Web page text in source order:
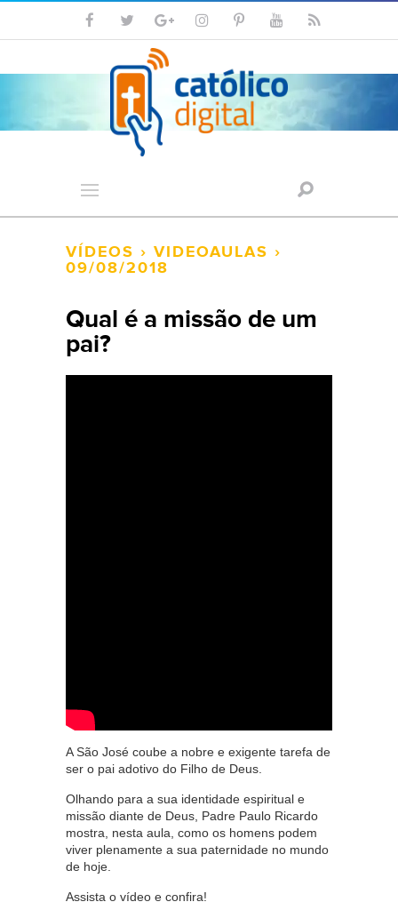
VÍDEOS › VIDEOAULAS ›
09/08/2018
Qual é a missão de um
pai?
A São José coube a nobre e exigente tarefa de
ser o pai adotivo do Filho de Deus.
Olhando para a sua identidade espiritual e
missão diante de Deus, Padre Paulo Ricardo
mostra, nesta aula, como os homens podem
viver plenamente a sua paternidade no mundo
de hoje.
Assista o vídeo e confira!